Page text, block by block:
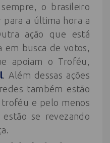
o brasileiro
a última hora a
ação que está
busca de votos,
apoiam o Troféu,
. Além dessas ações
também estão
troféu e pelo menos
se revezando